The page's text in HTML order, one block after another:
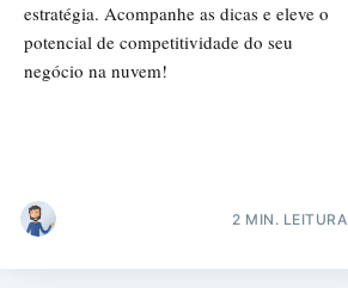
estratégia. Acompanhe as dicas e eleve o
potencial de competitividade do seu
negócio na nuvem!
2 MIN. LEITURA